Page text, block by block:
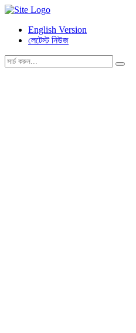
English Version
লেটেস্ট নিউজ